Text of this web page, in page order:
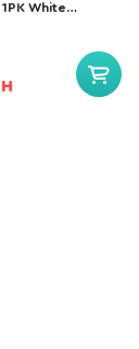
White